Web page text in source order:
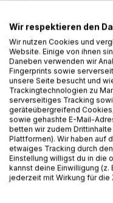
werden zunächst
weiteren Verlauf sollen
Abgrenzung
Kapitel wird dann der
Gegenstand der
Unternehmen im
Grundlagen aus den
bei der Untersuchung
Segmentberichte.
Schlussbemerkungen
hinsichtlich der zuvor
Wir respektieren den
Wir nutzen Cookies und
Website. Einige von ihnen
Daneben verwenden wir
Fingerprints sowie
unsere Seite besucht und
Trackingtechnologien zu
serverseitiges Tracking
geräteübergreifend
sowie gehashte E-Mail-
betten wir zudem
Plattformen). Wir haben auf
etwaiges Tracking durch
Einstellung willigst du in die
kannst deine Einwilligung (z.
jederzeit mit Wirkung für die